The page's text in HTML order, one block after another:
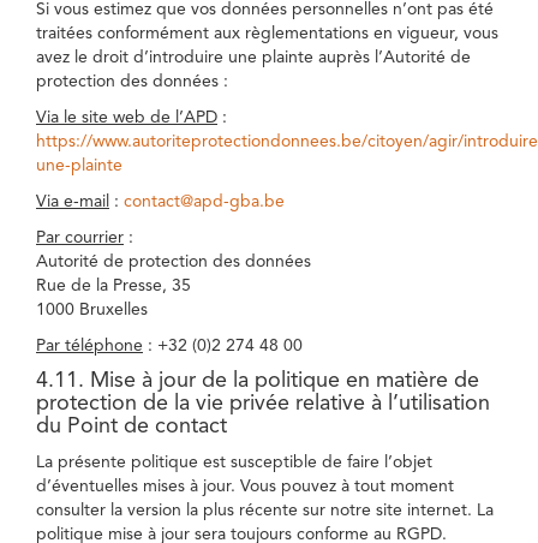
Si vous estimez que vos données personnelles n’ont pas été
traitées conformément aux règlementations en vigueur, vous
avez le droit d’introduire une plainte auprès l’Autorité de
protection des données :
Via le site web de l’APD :
https://www.autoriteprotectiondonnees.be/citoyen/agir/
une-plainte
Via e-mail : contact@apd-gba.be
Par courrier :
Autorité de protection des données
Rue de la Presse, 35
1000 Bruxelles
Par téléphone : +32 (0)2 274 48 00
4.11. Mise à jour de la politique en matière de
protection de la vie privée relative à l’utilisation
du Point de contact
La présente politique est susceptible de faire l’objet
d’éventuelles mises à jour. Vous pouvez à tout moment
consulter la version la plus récente sur notre site internet. La
politique mise à jour sera toujours conforme au RGPD.